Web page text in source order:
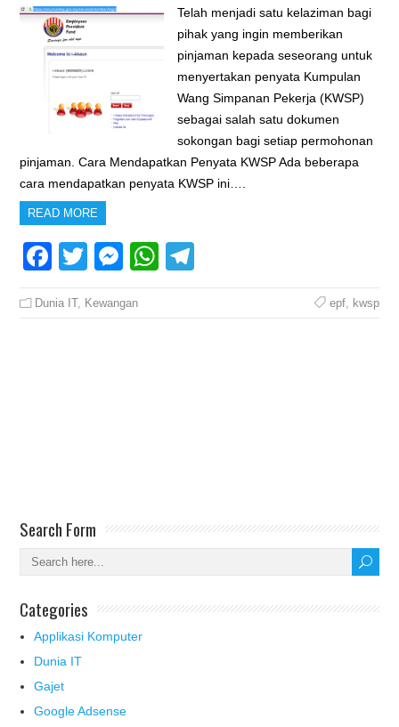
Telah menjadi satu kelaziman bagi
pihak yang ingin memberikan
pinjaman kepada seseorang untuk
menyertakan penyata Kumpulan
Wang Simpanan Pekerja (KWSP)
sebagai salah satu dokumen
sokongan bagi setiap permohonan
pinjaman. Cara Mendapatkan Penyata KWSP Ada beberapa
cara mendapatkan penyata KWSP ini….
READ MORE
Facebook
TwitterMessenger
WhatsApp
Dunia IT, Kewangan epf, kwsp
Search Form
Categories
Applikasi Komputer
Dunia IT
Gajet
Google Adsense